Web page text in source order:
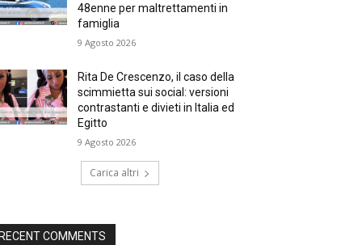
48enne per maltrettamenti in
famiglia
9 Agosto 2026
Rita De Crescenzo, il caso della
scimmietta sui social: versioni
contrastanti e divieti in Italia ed
Egitto
9 Agosto 2026
Carica altri
COMMENTS